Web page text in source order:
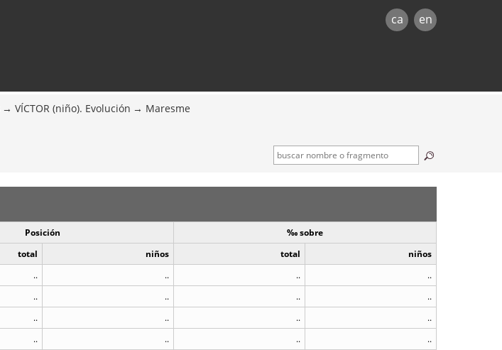
ca en
VÍCTOR (niño). Evolución Maresme
Posición
‰ sobre
total niños total
niños
.. .. ..
..
.. .. ..
..
.. .. ..
..
.. .. ..
..